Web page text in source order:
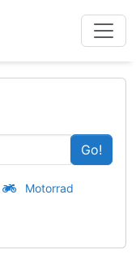
Go!
Motorrad